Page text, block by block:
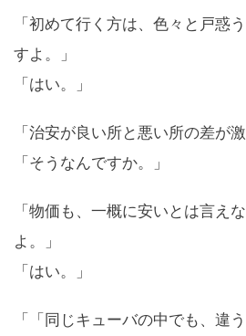
「初めて行く方は、色々と戸惑
すよ。」
「はい。」
「治安が良い所と悪い所の差が
「そうなんですか。」
「物価も、一概に安いとは言え
よ。」
「はい。」
「「同じキューバの中でも、違